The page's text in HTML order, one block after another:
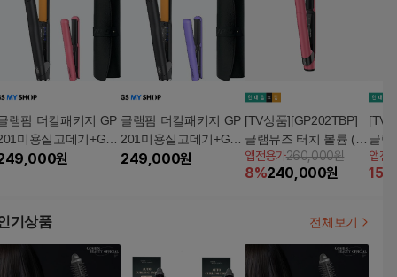
램팜 더컬패키지 GP
미용실고데기+GP1
핑크미니고데기
원
글램팜 더컬패키지 GP
201미용실고데기+GP1
03CV퍼플미니고데기
249,000원
[TV상품][GP202TBP]
글램뮤즈 터치 볼륨 (글
램핑크) 볼륨고데기
앱전용가260,000원
8%240,000원
[TV
글램
램핑
데기
앱전
15
기상품 전체보기